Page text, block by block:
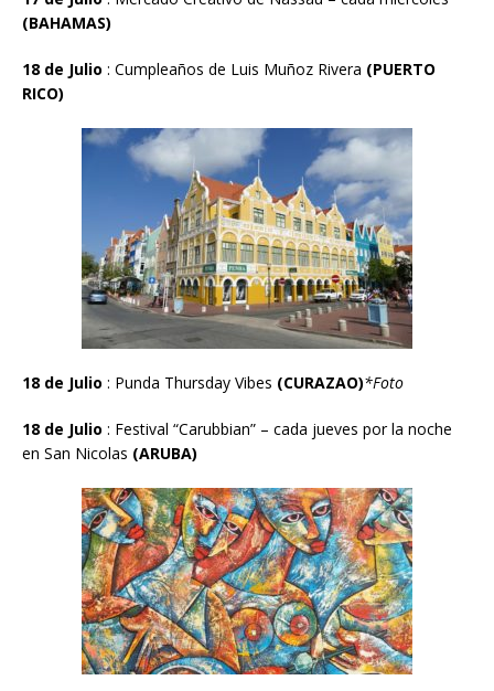
(BAHAMAS)
18 de Julio : Cumpleaños de Luis Muñoz Rivera (PUERTO
RICO)
18 de Julio : Punda Thursday Vibes (CURAZAO)*Foto
18 de Julio : Festival “Carubbian” – cada jueves por la noche
en San Nicolas (ARUBA)